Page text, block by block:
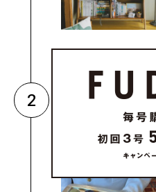
2